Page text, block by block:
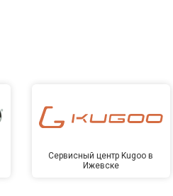
Сервисный центр Kugoo в
Ижевске